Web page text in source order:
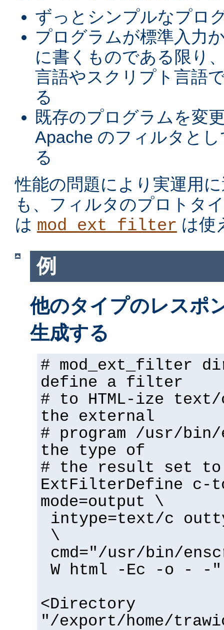
ずっとシンプルなプロ
プログラムが標準入力
に書くものである限り
言語やスクリプト言語
る
既存のプログラムを変
Apache のフィルタと
る
性能の問題により実運用
も、フィルタのプロトタ
は mod_ext_filter は使
例
他のタイプのレスポ
生成する
# mod_ext_filter
define a filter
# to HTML-ize
the external
# program /usr/
the type of
# the result set
ExtFilterDefine c-
mode=output \
intype=text/c
\
cmd="/usr/bin/
W html -Ec -o - -"
<Directory
"/export/home/